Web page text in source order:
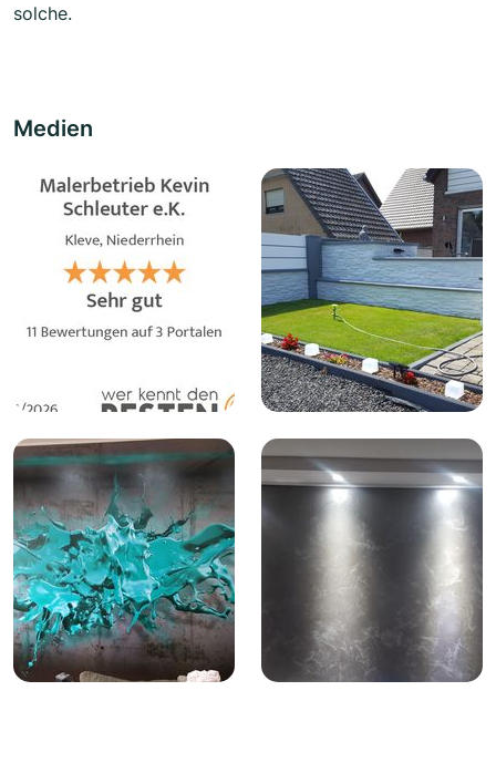
solche.
Medien